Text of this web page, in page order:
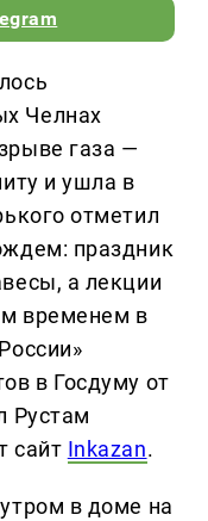
Челнах
газа —
и ушла в
отметил
праздник
а лекции
временем в
в Госдуму от
Рустам
сайт Inkazan.
в доме на